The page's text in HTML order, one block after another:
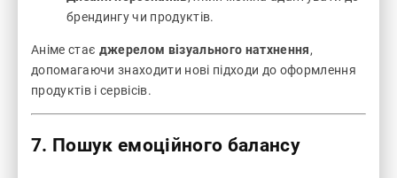
брендингу чи продуктів.
Аніме стає джерелом візуального натхнення,
допомагаючи знаходити нові підходи до оформлення
продуктів і сервісів.
7. Пошук емоційного балансу